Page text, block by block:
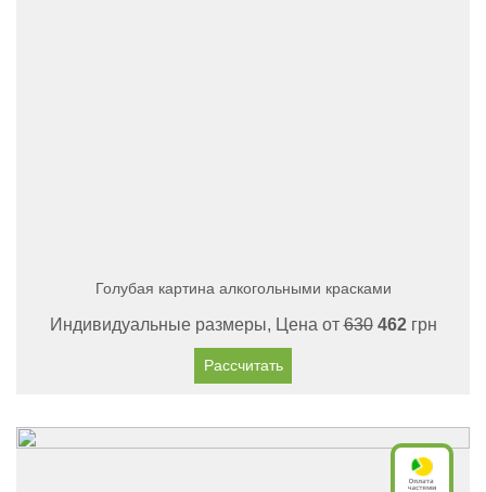
Голубая картина алкогольными красками
Индивидуальные размеры, Цена от630 462грн
Рассчитать